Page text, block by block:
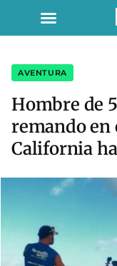
AVENTURA
Hombre de
remando en
California